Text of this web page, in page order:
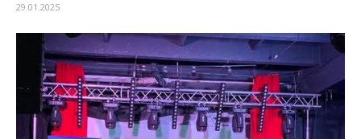
29.01.2025